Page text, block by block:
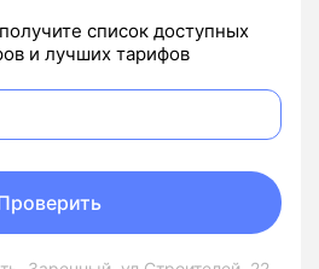
список доступных
и лучших тарифов